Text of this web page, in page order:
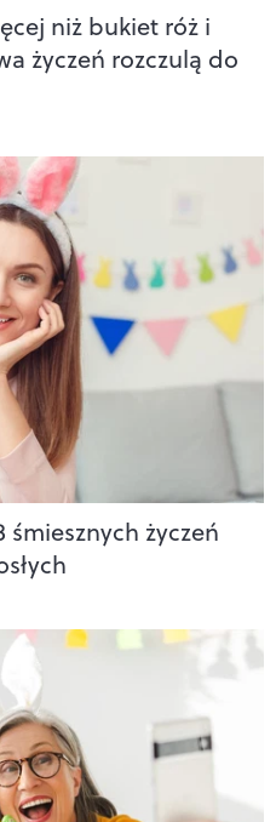
niż bukiet róż i
życzeń rozczulą do
śmiesznych życzeń